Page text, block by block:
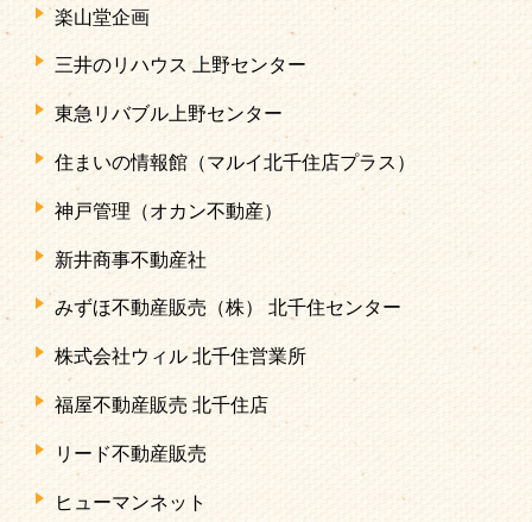
楽山堂企画
三井のリハウス 上野センター
東急リバブル上野センター
住まいの情報館（マルイ北千住店プラス）
神戸管理（オカン不動産）
新井商事不動産社
みずほ不動産販売（株） 北千住センター
株式会社ウィル 北千住営業所
福屋不動産販売 北千住店
リード不動産販売
ヒューマンネット